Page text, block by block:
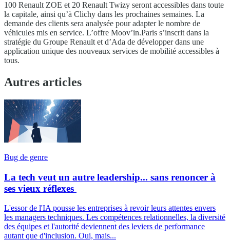
100 Renault ZOE et 20 Renault Twizy seront accessibles dans toute
la capitale, ainsi qu’à Clichy dans les prochaines semaines. La
demande des clients sera analysée pour adapter le nombre de
véhicules mis en service. L’offre Moov’in.Paris s’inscrit dans la
stratégie du Groupe Renault et d’Ada de développer dans une
application unique des nouveaux services de mobilité accessibles à
tous.
Autres articles
Bug de genre
La tech veut un autre leadership... sans renoncer à
ses vieux réflexes
L'essor de l'IA pousse les entreprises à revoir leurs attentes envers
les managers techniques. Les compétences relationnelles, la diversité
des équipes et l'autorité deviennent des leviers de performance
autant que d'inclusion. Oui, mais...